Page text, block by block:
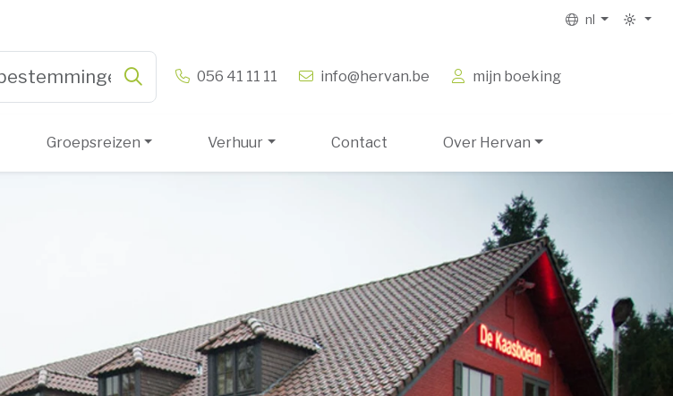
nl
056 41 11 11 info@hervan.be mijn boeking
Groepsreizen Verhuur Contact Over Hervan